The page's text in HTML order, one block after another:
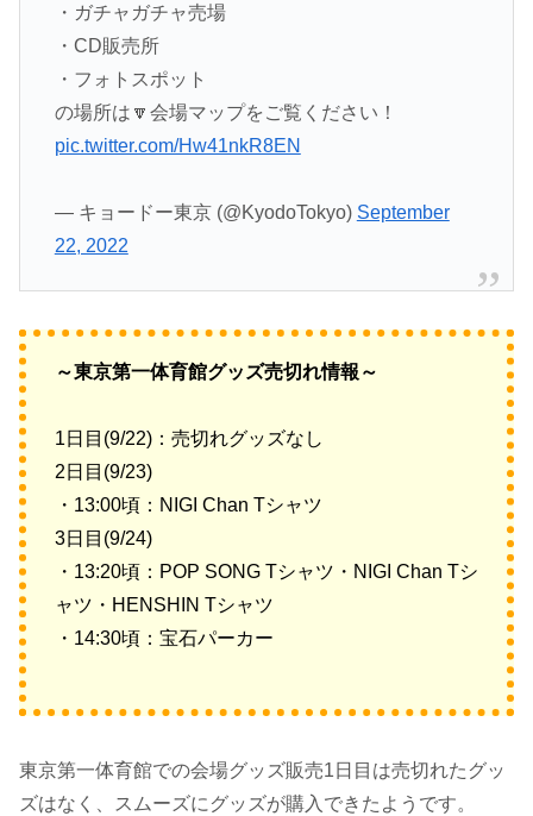
・ガチャガチャ売場
・CD販売所
・フォトスポット
の場所は🔽会場マップをご覧ください！
pic.twitter.com/Hw41nkR8EN
— キョードー東京 (@KyodoTokyo) September
22, 2022
～東京第一体育館グッズ売切れ情報～
1日目(9/22)：売切れグッズなし
2日目(9/23)
・13:00頃：NIGI Chan Tシャツ
3日目(9/24)
・13:20頃：POP SONG Tシャツ・NIGI Chan Tシ
ャツ・HENSHIN Tシャツ
・14:30頃：宝石パーカー
東京第一体育館での会場グッズ販売1日目は売切れたグッ
ズはなく、スムーズにグッズが購入できたようです。